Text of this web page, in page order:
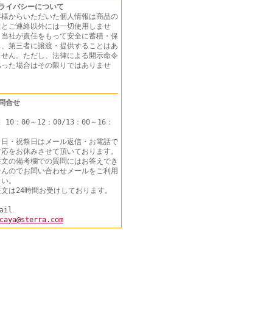
イバシーについて
様からいただいた個人情報は商品の
ご連絡以外には一切使用しませ
当社が責任をもって安全に蓄積・保
第三者に譲渡・提供することはあ
せん。ただし、法律による開示命令
た場合はその限りではありませ
合せ
10：00～12：00/13：00～16：
・祝祭日はメール返信・お電話で
をお休みさせて頂いております。
文の備考欄での質問にはお答えでき
んのでお問い合わせメールをご利用
。
は24時間お受けしております。